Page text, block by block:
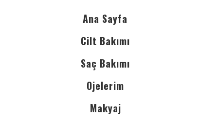
Ana Sayfa
Cilt Bakımı
Saç Bakımı
Ojelerim
Makyaj